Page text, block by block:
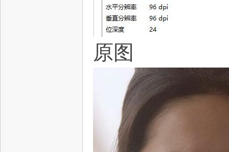
原图